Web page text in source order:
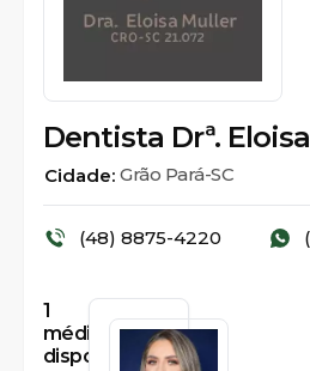
Dentista Drª.
Cidade: Grão Pará-SC
(48) 8875-4220
1
médicos
disponíveis